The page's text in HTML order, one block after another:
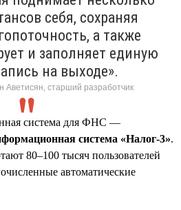
себя, сохраняя
а также
и заполняет единую
на выходе».
Аветисян, старший разработчик
система для ФНС —
система «Налог-3».
80–100 тысяч пользователей
автоматические